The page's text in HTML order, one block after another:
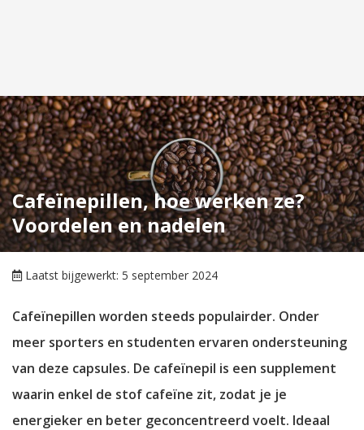
Cafeïnepillen, hoe werken ze?
Voordelen en nadelen
Laatst bijgewerkt: 5 september 2024
Cafeïnepillen worden steeds populairder. Onder
meer sporters en studenten ervaren ondersteuning
van deze capsules. De cafeïnepil is een supplement
waarin enkel de stof cafeïne zit, zodat je je
energieker en beter geconcentreerd voelt. Ideaal